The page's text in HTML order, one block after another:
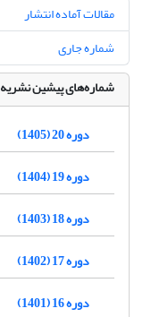
مقالات آماده انتشار
شماره جاری
شماره‌های پیشین نشریه
دوره 20 (1405)
دوره 19 (1404)
دوره 18 (1403)
دوره 17 (1402)
دوره 16 (1401)